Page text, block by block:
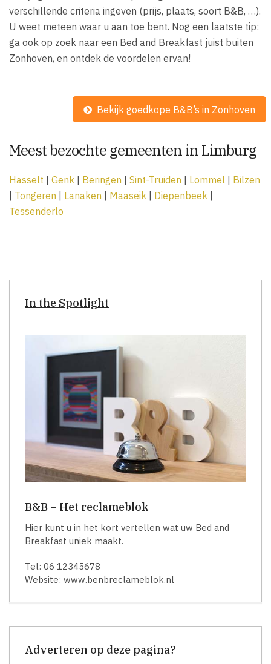
verschillende criteria ingeven (prijs, plaats, soort B&B, …).
U weet meteen waar u aan toe bent. Nog een laatste tip:
ga ook op zoek naar een Bed and Breakfast juist buiten
Zonhoven, en ontdek de voordelen ervan!
Bekijk goedkope B&B’s in Zonhoven
Meest bezochte gemeenten in Limburg
Hasselt | Genk | Beringen | Sint-Truiden | Lommel | Bilzen
| Tongeren | Lanaken | Maaseik | Diepenbeek |
Tessenderlo
In the Spotlight
B&B – Het reclameblok
Hier kunt u in het kort vertellen wat uw Bed and
Breakfast uniek maakt.
Tel: 06 12345678
Website: www.benbreclameblok.nl
Adverteren op deze pagina?